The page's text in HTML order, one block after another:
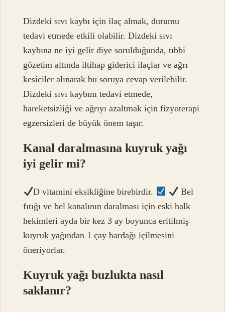
Dizdeki sıvı kaybı için ilaç almak, durumu
tedavi etmede etkili olabilir. Dizdeki sıvı
kaybına ne iyi gelir diye sorulduğunda, tıbbi
gözetim altında iltihap giderici ilaçlar ve ağrı
kesiciler alınarak bu soruya cevap verilebilir.
Dizdeki sıvı kaybını tedavi etmede,
hareketsizliği ve ağrıyı azaltmak için fizyoterapi
egzersizleri de büyük önem taşır.
Kanal daralmasına kuyruk yağı
iyi gelir mi?
D vitamini eksikliğine birebirdir.
Bel
fıtığı ve bel kanalının daralması için eski halk
hekimleri ayda bir kez 3 ay boyunca eritilmiş
kuyruk yağından 1 çay bardağı içilmesini
öneriyorlar.
Kuyruk yağı buzlukta nasıl
saklanır?